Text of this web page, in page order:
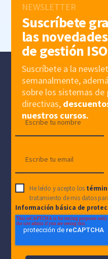
NEWSLETTER
Suscríbete
las
de gestión
Suscríbete a la
semanalmente,
sobre los sistemas de
directivas,
nuestros cursos.
He leído y acepto los
tratamiento de mis datos
Información básica de